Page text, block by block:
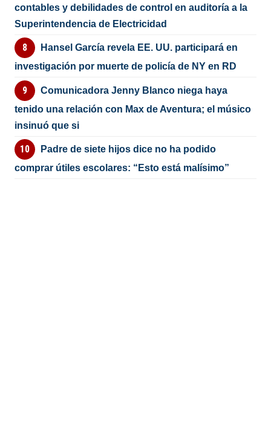
contables y debilidades de control en auditoría a la
Superintendencia de Electricidad
Hansel García revela EE. UU. participará en
investigación por muerte de policía de NY en RD
Comunicadora Jenny Blanco niega haya
tenido una relación con Max de Aventura; el músico
insinuó que si
Padre de siete hijos dice no ha podido
comprar útiles escolares: “Esto está malísimo”